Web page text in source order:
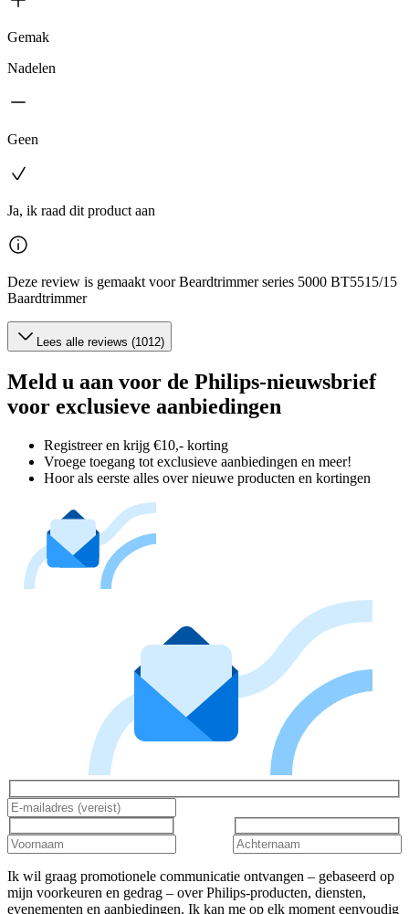
Gemak
Nadelen
Geen
Ja, ik raad dit product aan
Deze review is gemaakt voor Beardtrimmer series 5000 BT5515/15
Baardtrimmer
Lees alle reviews (1012)
Meld u aan voor de Philips-nieuwsbrief
voor exclusieve aanbiedingen
Registreer en krijg €10,- korting
Vroege toegang tot exclusieve aanbiedingen en meer!
Hoor als eerste alles over nieuwe producten en kortingen
Ik wil graag promotionele communicatie ontvangen – gebaseerd op
mijn voorkeuren en gedrag – over Philips-producten, diensten,
evenementen en aanbiedingen. Ik kan me op elk moment eenvoudig